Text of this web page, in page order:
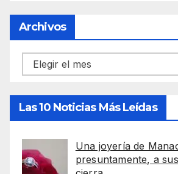
Archivos
Archivos
Las 10 Noticias Más Leídas
Una joyería de
presuntamente, a